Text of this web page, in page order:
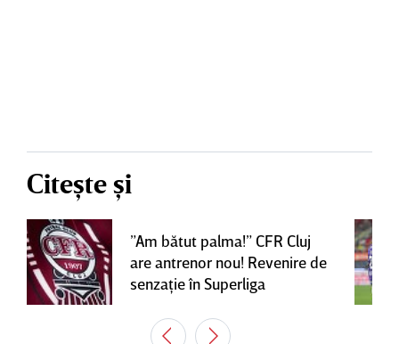
Citește și
”Am bătut palma!” CFR Cluj
are antrenor nou! Revenire de
senzaţie în Superliga